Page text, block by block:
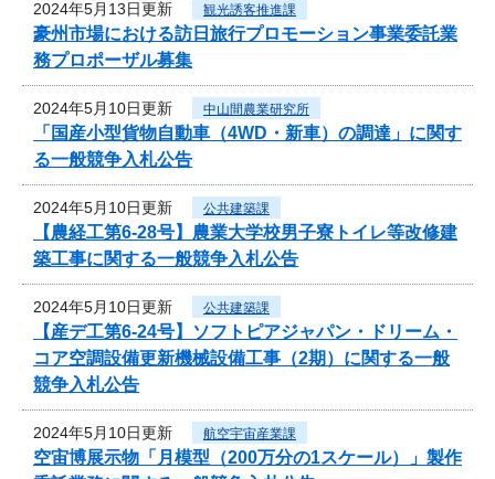
2024年5月13日更新 観光誘客推進課
豪州市場における訪日旅行プロモーション事業委託業
務プロポーザル募集
2024年5月10日更新 中山間農業研究所
「国産小型貨物自動車（4WD・新車）の調達」に関す
る一般競争入札公告
2024年5月10日更新 公共建築課
【農経工第6-28号】農業大学校男子寮トイレ等改修建
築工事に関する一般競争入札公告
2024年5月10日更新 公共建築課
【産デ工第6-24号】ソフトピアジャパン・ドリーム・
コア空調設備更新機械設備工事（2期）に関する一般
競争入札公告
2024年5月10日更新 航空宇宙産業課
空宙博展示物「月模型（200万分の1スケール）」製作